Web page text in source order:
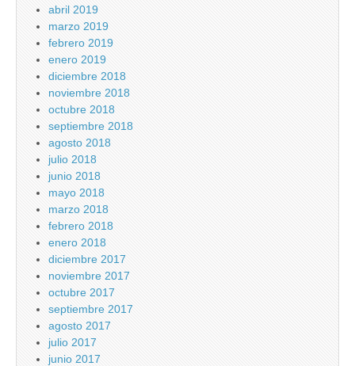
abril 2019
marzo 2019
febrero 2019
enero 2019
diciembre 2018
noviembre 2018
octubre 2018
septiembre 2018
agosto 2018
julio 2018
junio 2018
mayo 2018
marzo 2018
febrero 2018
enero 2018
diciembre 2017
noviembre 2017
octubre 2017
septiembre 2017
agosto 2017
julio 2017
junio 2017